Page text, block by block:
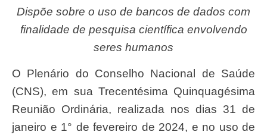
Dispõe sobre o uso de bancos de dados com
finalidade de pesquisa científica envolvendo
seres humanos
O Plenário do Conselho Nacional de Saúde
(CNS), em sua Trecentésima Quinquagésima
Reunião Ordinária, realizada nos dias 31 de
janeiro e 1° de fevereiro de 2024, e no uso de